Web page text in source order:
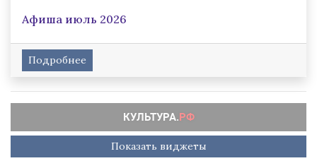
Афиша июль 2026
Подробнее
Показать виджеты